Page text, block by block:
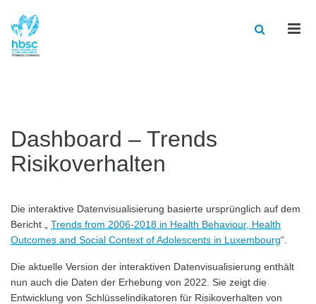
Dashboard – Trends
Risikoverhalten
Die interaktive Datenvisualisierung basierte ursprünglich auf dem
Bericht „ Trends from 2006-2018 in Health Behaviour, Health
Outcomes and Social Context of Adolescents in Luxembourg“.
Die aktuelle Version der interaktiven Datenvisualisierung enthält
nun auch die Daten der Erhebung von 2022. Sie zeigt die
Entwicklung von Schlüsselindikatoren für Risikoverhalten von